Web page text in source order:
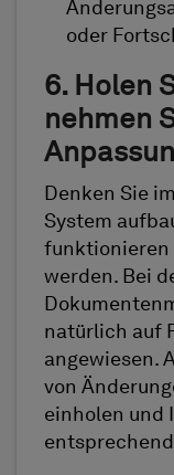
oder
6. Holen
nehmen
Denken Sie
System
funktionieren
werden. Bei
natürlich auf
angewiesen.
von
einholen und